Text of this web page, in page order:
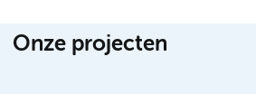
Onze projecten